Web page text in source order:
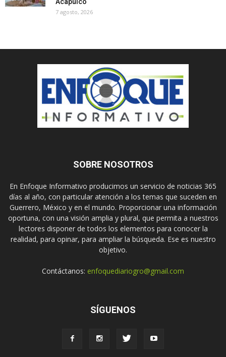
7 agosto, 2026
SOBRE NOSOTROS
En Enfoque Informativo producimos un servicio de noticias 365
días al año, con particular atención a los temas que suceden en
Guerrero, México y en el mundo. Proporcionar una información
oportuna, con una visión amplia y plural, que permita a nuestros
lectores disponer de todos los elementos para conocer la
realidad, para opinar, para ampliar la búsqueda. Ese es nuestro
objetivo.
Contáctanos: enfoquediariogro@gmail.com
SÍGUENOS